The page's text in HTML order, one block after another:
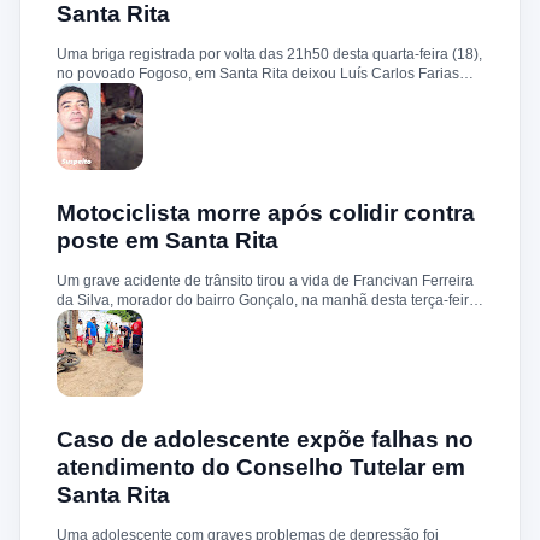
circunstâncias do homicídio. Até o momento, não há informações
Santa Rita
Uma briga registrada por volta das 21h50 desta quarta-feira (18),
no povoado Fogoso, em Santa Rita deixou Luís Carlos Farias
Alves gravemente ferido. Segundo informações, ele e o suspeito
Benedito Alves dos Santos estavam ingerindo bebida alcoólica
quando teve início uma discussão. Durante a confusão, Benedito
quebrou uma garrafa e desferiu vários golpes contra a vítima.
Luís Carlos foi socorrido e, devido à gravidade dos ferimentos,
localizado em sua residência, preso e encaminhado à Delegacia
de Rosário para os procedimentos legais.
Motociclista morre após colidir contra
poste em Santa Rita
Um grave acidente de trânsito tirou a vida de Francivan Ferreira
da Silva, morador do bairro Gonçalo, na manhã desta terça-feira
(02). De acordo com informações, Francivan seguia de
motocicleta com a esposa no sentido Areias–Santa Rita quando
perdeu o controle do veículo nas proximidades da ponte de
Carema, colidindo violentamente contra um poste. A vítima
sofreu traumatismo craniano e morreu ainda no local. A esposa,
Francivan foi encaminhado ao necrotério do Hospital Municipal
de Santa Rita para os procedimentos de praxe.
Caso de adolescente expõe falhas no
atendimento do Conselho Tutelar em
Santa Rita
Uma adolescente com graves problemas de depressão foi